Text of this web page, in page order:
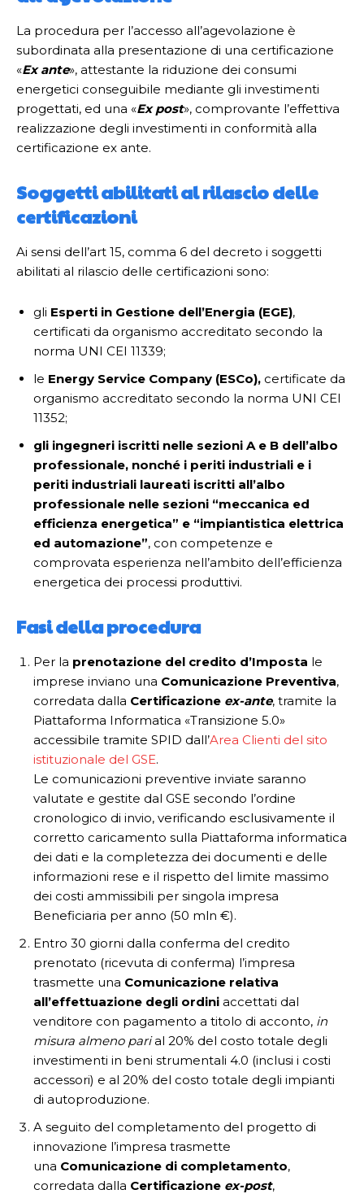
La procedura per l’accesso all’agevolazione è
subordinata alla presentazione di una certificazione
«Ex ante», attestante la riduzione dei consumi
energetici conseguibile mediante gli investimenti
progettati, ed una «Ex post», comprovante l’effettiva
realizzazione degli investimenti in conformità alla
certificazione ex ante.
Soggetti abilitati al rilascio delle
certificazioni
Ai sensi dell’art 15, comma 6 del decreto i soggetti
abilitati al rilascio delle certificazioni sono:
gli Esperti in Gestione dell’Energia (EGE),
certificati da organismo accreditato secondo la
norma UNI CEI 11339;
le Energy Service Company (ESCo), certificate da
organismo accreditato secondo la norma UNI CEI
11352;
gli ingegneri iscritti nelle sezioni A e B dell’albo
professionale, nonché i periti industriali e i
periti industriali laureati iscritti all’albo
professionale nelle sezioni “meccanica ed
efficienza energetica” e “impiantistica elettrica
ed automazione”, con competenze e
comprovata esperienza nell’ambito dell’efficienza
energetica dei processi produttivi.
Fasi della procedura
Per la prenotazione del credito d’Imposta le
imprese inviano una Comunicazione Preventiva,
corredata dalla Certificazione ex-ante, tramite la
Piattaforma Informatica «Transizione 5.0»
accessibile tramite SPID dall’Area Clienti del sito
istituzionale del GSE.
Le comunicazioni preventive inviate saranno
valutate e gestite dal GSE secondo l’ordine
cronologico di invio, verificando esclusivamente il
corretto caricamento sulla Piattaforma informatica
dei dati e la completezza dei documenti e delle
informazioni rese e il rispetto del limite massimo
dei costi ammissibili per singola impresa
Beneficiaria per anno (50 mln €).
Entro 30 giorni dalla conferma del credito
prenotato (ricevuta di conferma) l’impresa
trasmette una Comunicazione relativa
all’effettuazione degli ordini accettati dal
venditore con pagamento a titolo di acconto, in
misura almeno parial 20% del costo totale degli
investimenti in beni strumentali 4.0 (inclusi i costi
accessori) e al 20% del costo totale degli impianti
di autoproduzione.
A seguito del completamento del progetto di
innovazione l’impresa trasmette
una Comunicazione di completamento,
corredata dalla Certificazione ex-post,